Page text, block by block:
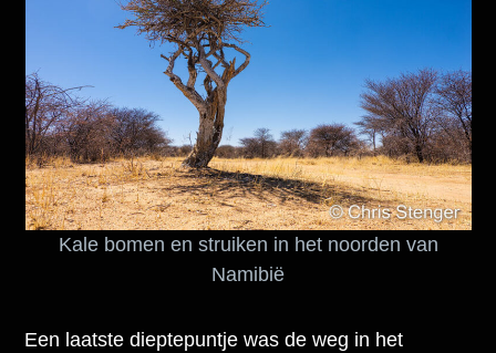
Kale bomen en struiken in het noorden van
Namibië
Een laatste dieptepuntje was de weg in het